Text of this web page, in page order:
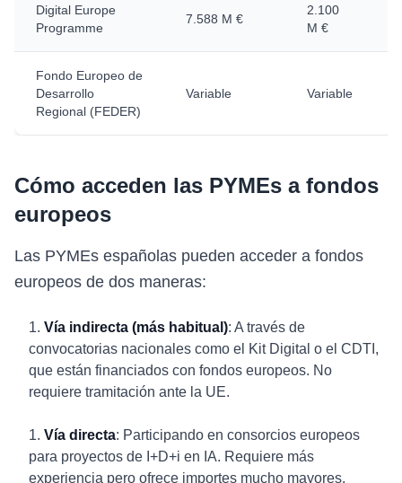
Digital Europe
Programme
7.588 M €
2.100
M €
Fondo Europeo de
Desarrollo
Regional (FEDER)
Variable Variable
Cómo acceden las PYMEs a fondos
europeos
Las PYMEs españolas pueden acceder a fondos
europeos de dos maneras:
Vía indirecta (más habitual): A través de
convocatorias nacionales como el Kit Digital o el CDTI,
que están financiados con fondos europeos. No
requiere tramitación ante la UE.
Vía directa: Participando en consorcios europeos
para proyectos de I+D+i en IA. Requiere más
experiencia pero ofrece importes mucho mayores.